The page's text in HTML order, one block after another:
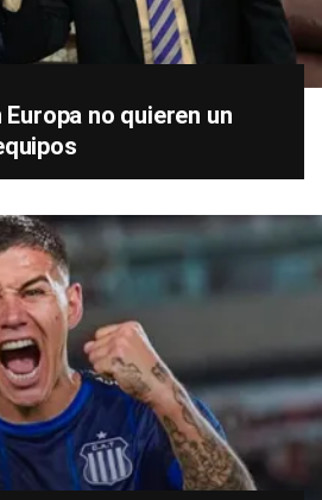
Europa no quieren un